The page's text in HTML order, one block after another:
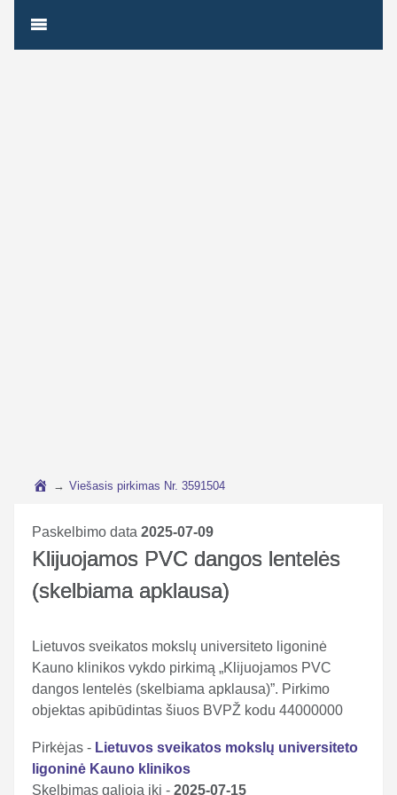
→ Viešasis pirkimas Nr. 3591504
Paskelbimo data 2025-07-09
Klijuojamos PVC dangos lentelės
(skelbiama apklausa)
Lietuvos sveikatos mokslų universiteto ligoninė
Kauno klinikos vykdo pirkimą „Klijuojamos PVC
dangos lentelės (skelbiama apklausa)”. Pirkimo
objektas apibūdintas šiuos BVPŽ kodu 44000000
Pirkėjas - Lietuvos sveikatos mokslų universiteto
ligoninė Kauno klinikos
Skelbimas galioja iki - 2025-07-15